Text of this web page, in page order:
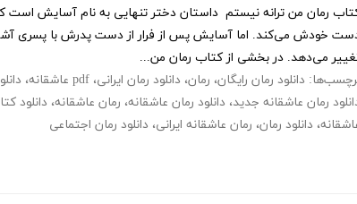
رمان من ترانه نیستم داستان دختر تنهایی به نام آسایش است که
خودش می‌کند. اما آسایش پس از فرار از دست پدرش با پسری
می‌دهد. در بخشی از کتاب رمان من...
دانلود رمان رایگان، رمان، دانلود رمان ایرانی، pdf عاشقانه ،
رمان عاشقانه جدید، دانلود رمان عاشقانه، رمان عاشقانه، دانلود
، دانلود رمان، رمان عاشقانه ایرانی، دانلود رمان اجتماعی